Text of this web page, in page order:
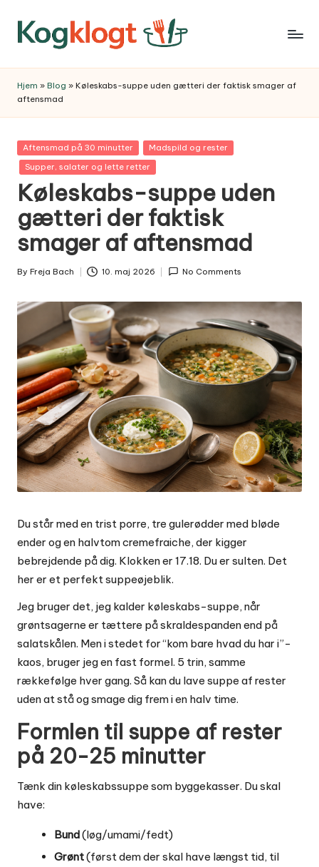
content
Hjem » Blog » Køleskabs-suppe uden gætteri der faktisk smager af
aftensmad
Posted
in
Aftensmad på 30 minutter
Madspild og rester
Supper, salater og lette retter
Køleskabs-suppe uden
gætteri der faktisk
smager af aftensmad
Posted
By Freja Bach 10. maj 2026 No Comments
Du står med en trist porre, tre gulerødder med bløde
ender og en halvtom cremefraiche, der kigger
bebrejdende på dig. Klokken er 17.18. Du er sulten. Det
her er et perfekt suppeøjeblik.
Jeg bruger det, jeg kalder køleskabs-suppe, når
grøntsagerne er tættere på skraldespanden end på
salatskålen. Men i stedet for “kom bare hvad du har i”-
kaos, bruger jeg en fast formel. 5 trin, samme
rækkefølge hver gang. Så kan du lave suppe af rester
uden at stå og smage dig frem i en halv time.
Formlen til suppe af rester
på 20-25 minutter
Tænk din køleskabssuppe som byggekasser. Du skal
have:
Bund(løg/umami/fedt)
Grønt(først dem der skal have længst tid, til